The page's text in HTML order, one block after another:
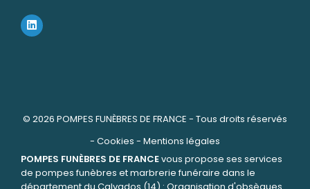
© 2026 POMPES FUNÈBRES DE FRANCE - Tous droits réservés
- Cookies - Mentions légales
POMPES FUNÈBRES DE FRANCEvous propose ses services
de pompes funèbres et marbrerie funéraire dans le
département du Calvados (14) : Organisation d'obsèques